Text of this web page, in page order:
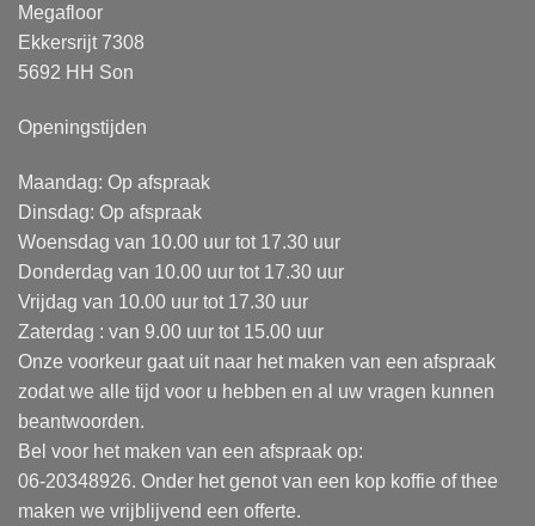
Megafloor
Ekkersrijt 7308
5692 HH Son
Openingstijden
Maandag: Op afspraak
Dinsdag: Op afspraak
Woensdag van 10.00 uur tot 17.30 uur
Donderdag van 10.00 uur tot 17.30 uur
Vrijdag van 10.00 uur tot 17.30 uur
Zaterdag : van 9.00 uur tot 15.00 uur
Onze voorkeur gaat uit naar het maken van een afspraak
zodat we alle tijd voor u hebben en al uw vragen kunnen
beantwoorden.
Bel voor het maken van een afspraak op:
06-20348926. Onder het genot van een kop koffie of thee
maken we vrijblijvend een offerte.